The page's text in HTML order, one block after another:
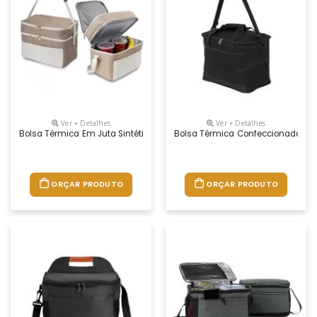
Ver + Detalhes
Bolsa Térmica Em Juta Sintética E Bolso Em Algodão. Interior
ORÇAR PRODUTO
Ver + Detalhes
Bolsa Térmica Confeccionada
ORÇAR PRODUTO